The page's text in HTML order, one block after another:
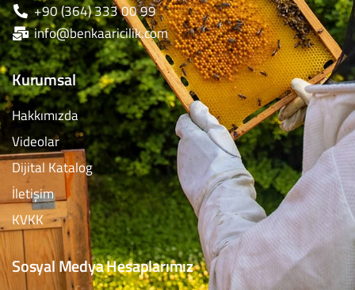
+90 (364) 333 00 99
info@benkaaricilik.com
Kurumsal
Hakkımızda
Videolar
Dijital Katalog
İletişim
KVKK
Sosyal Medya Hesaplarımız